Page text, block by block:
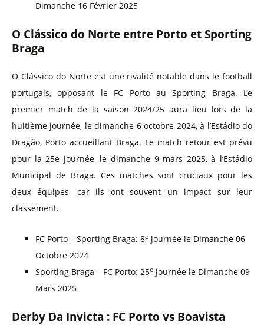
Dimanche 16 Février 2025
O Clássico do Norte entre Porto et Sporting
Braga
O Clássico do Norte est une rivalité notable dans le football
portugais, opposant le FC Porto au Sporting Braga. Le
premier match de la saison 2024/25 aura lieu lors de la
huitième journée, le dimanche 6 octobre 2024, à l’Estádio do
Dragão, Porto accueillant Braga. Le match retour est prévu
pour la 25e journée, le dimanche 9 mars 2025, à l’Estádio
Municipal de Braga. Ces matches sont cruciaux pour les
deux équipes, car ils ont souvent un impact sur leur
classement.
FC Porto – Sporting Braga: 8e journée le Dimanche 06
Octobre 2024
Sporting Braga – FC Porto: 25e journée le Dimanche 09
Mars 2025
Derby Da Invicta : FC Porto vs Boavista